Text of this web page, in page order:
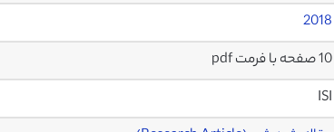
2018
10 صفحه با فرمت pdf
ISI